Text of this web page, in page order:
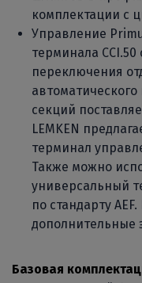
комплектации с
Управление
терминала
переключения
секций
LEMKEN
терминал
Также можно
универсальный
по стандарту
дополнительные
Базовая